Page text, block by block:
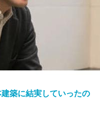
築に結実していったの